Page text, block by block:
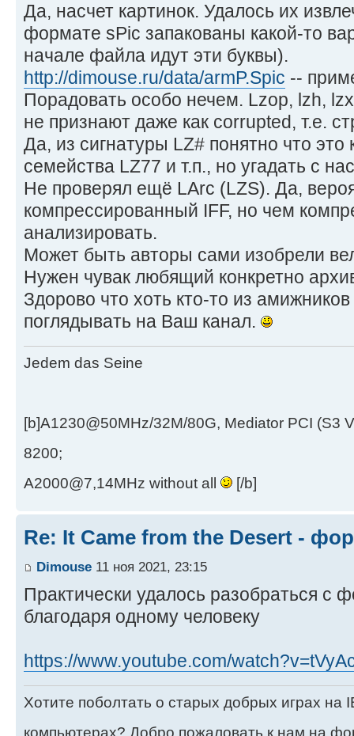
Да, насчет картинок. Удалось их
формате sPic запакованы какой-то
начале файла идут эти буквы).
http://dimouse.ru/data/armP.Spic --
Порадовать особо нечем. Lzop, lzh,
не признают даже как corrupted, т.е.
Да, из сигнатуры LZ# понятно что это
семейства LZ77 и т.п., но угадать с
Не проверял ещё LArc (LZS). Да,
компрессированный IFF, но чем
анализировать.
Может быть авторы сами изобрели
Нужен чувак любящий конкретно
Здорово что хоть кто-то из
поглядывать на Ваш канал.
Jedem das Seine
[b]A1230@50MHz/32M/80G, Mediator PCI (S3
8200;
A2000@7,14MHz without all
[/b]
Re: It Came from the Desert -
Dimouse 11 ноя 2021, 23:15
Практически удалось разобраться с
благодаря одному человеку
https://www.youtube.com/
Хотите поболтать о старых добрых играх на
компьютерах? Добро пожаловать к нам на